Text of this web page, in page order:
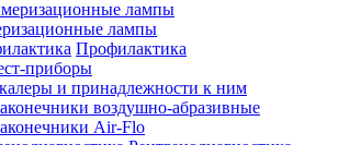
лампы
Профилактика
приборы
и принадлежности к ним
воздушно-абразивные
Air-Flo